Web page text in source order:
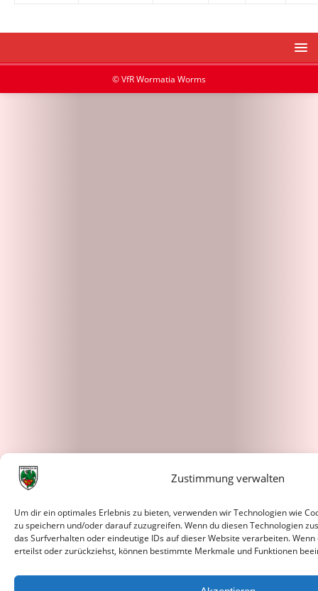
Zustimmung verwalten
Um dir ein optimales Erlebnis zu bieten, verwenden wir Technologien wie
zu speichern und/oder darauf zuzugreifen. Wenn du diesen Technologien
das Surfverhalten oder eindeutige IDs auf dieser Website verarbeiten.
erteilst oder zurückziehst, können bestimmte Merkmale und Funktionen
© VfR Wormatia Worms